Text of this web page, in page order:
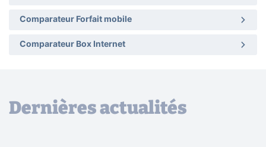
Comparateur Forfait mobile
Comparateur Box Internet
Dernières actualités